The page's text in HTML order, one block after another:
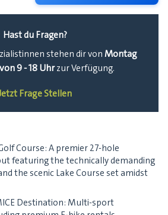
Hast du Fragen?
stehen dir von Montag
9 - 18 Uhrzur Verfügung.
Frage Stellen
Course: A premier 27-hole
featuring the technically demanding
the scenic Lake Course set amidst
Destination: Multi-sport